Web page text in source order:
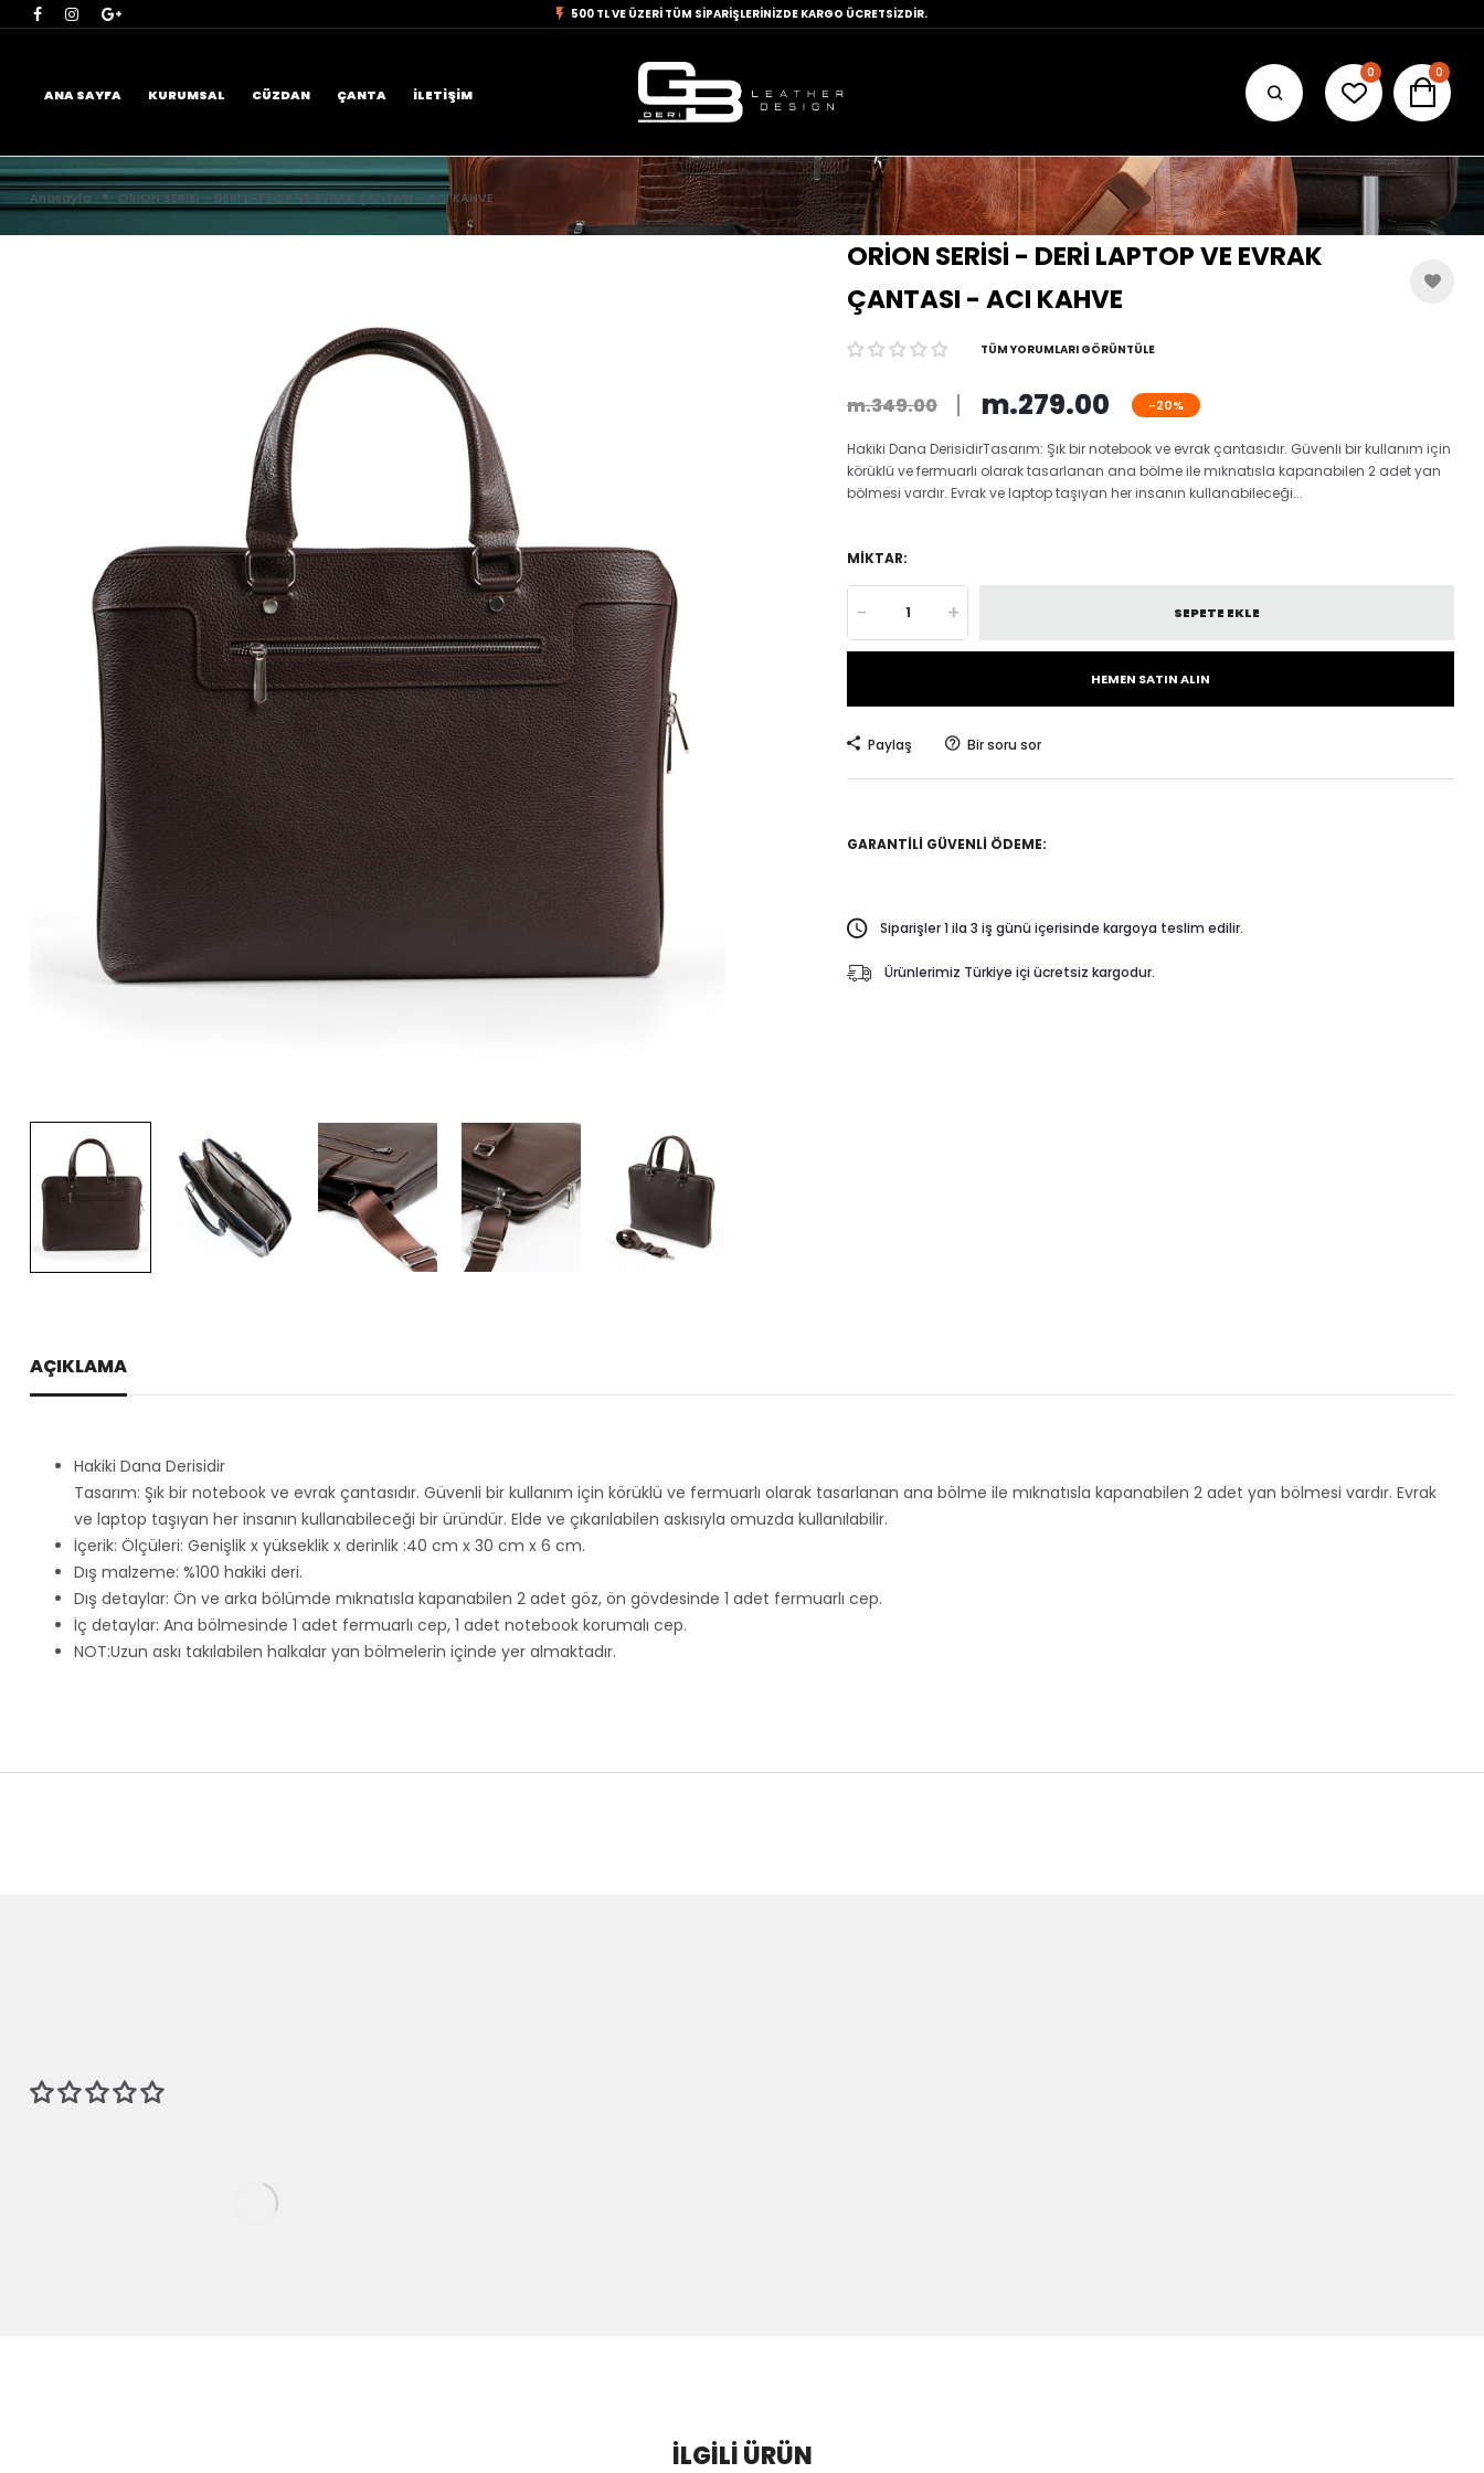
500 TL VE ÜZERİ TÜM SİPARİŞLERİNİZDE KARGO ÜCRETSİZDİR.
ANA SAYFA KURUMSAL CÜZDAN ÇANTA İLETIŞIM
0 0
Anasayfa ORİON SERİSİ - DERİ LAPTOP VE EVRAK ÇANTASI - ACI KAHVE
ORİON SERİSİ - DERİ LAPTOP VE EVRAK
ÇANTASI - ACI KAHVE
TÜM YORUMLARI GÖRÜNTÜLE
m.349.00 m.279.00 -20%
Hakiki Dana DerisidirTasarım: Şık bir notebook ve evrak çantasıdır. Güvenli bir kullanım için
körüklü ve fermuarlı olarak tasarlanan ana bölme ile mıknatısla kapanabilen 2 adet yan
bölmesi vardır. Evrak ve laptop taşıyan her insanın kullanabileceği...
MIKTAR:
- + SEPETE EKLE
HEMEN SATIN ALIN
Paylaş Bir soru sor
GARANTILI GÜVENLI ÖDEME:
Siparişler 1 ila 3 iş günü içerisinde kargoya teslim edilir.
Ürünlerimiz Türkiye içi ücretsiz kargodur.
AÇIKLAMA
Hakiki Dana Derisidir
Tasarım: Şık bir notebook ve evrak çantasıdır. Güvenli bir kullanım için körüklü ve fermuarlı olarak tasarlanan ana bölme ile mıknatısla kapanabilen 2 adet yan bölmesi vardır. Evrak
ve laptop taşıyan her insanın kullanabileceği bir üründür. Elde ve çıkarılabilen askısıyla omuzda kullanılabilir.
İçerik: Ölçüleri: Genişlik x yükseklik x derinlik :40 cm x 30 cm x 6 cm.
Dış malzeme: %100 hakiki deri.
Dış detaylar: Ön ve arka bölümde mıknatısla kapanabilen 2 adet göz, ön gövdesinde 1 adet fermuarlı cep.
İç detaylar: Ana bölmesinde 1 adet fermuarlı cep, 1 adet notebook korumalı cep.
NOT:Uzun askı takılabilen halkalar yan bölmelerin içinde yer almaktadır.
İLGILI ÜRÜN